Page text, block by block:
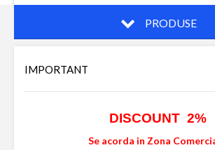
Contact
PRODUSE
IMPORTANT
DISCOUNT 2%
Se acorda in Zona